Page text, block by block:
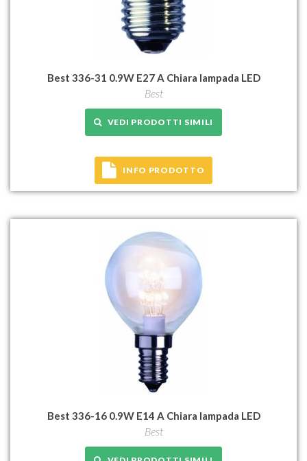
Best 336-31 0.9W E27 A Chiara lampada LED
Best
VEDI PRODOTTI SIMILI
INFO PRODOTTO
Best 336-16 0.9W E14 A Chiara lampada LED
Best